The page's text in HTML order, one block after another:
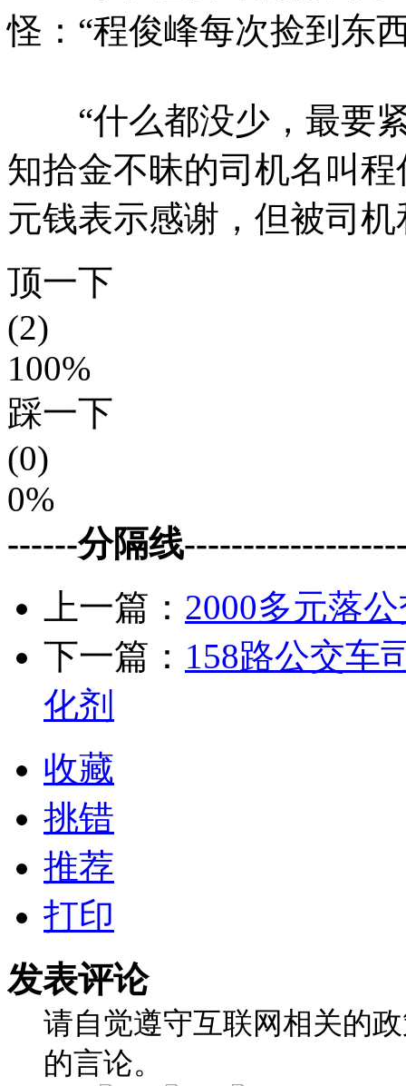
怪：“程俊峰每次捡到东
“什么都没少，最要紧
知拾金不昧的司机名叫
元钱表示感谢，但被司
顶一下
(2)
100%
踩一下
(0)
0%
------分隔线
上一篇： 2000多元落
下一篇： 158路公交车
化剂
收藏
挑错
推荐
打印
发表评论
请自觉遵守互联网相关的
的言论。